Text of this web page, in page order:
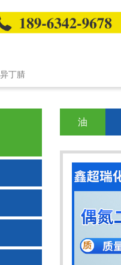
丁腈
油